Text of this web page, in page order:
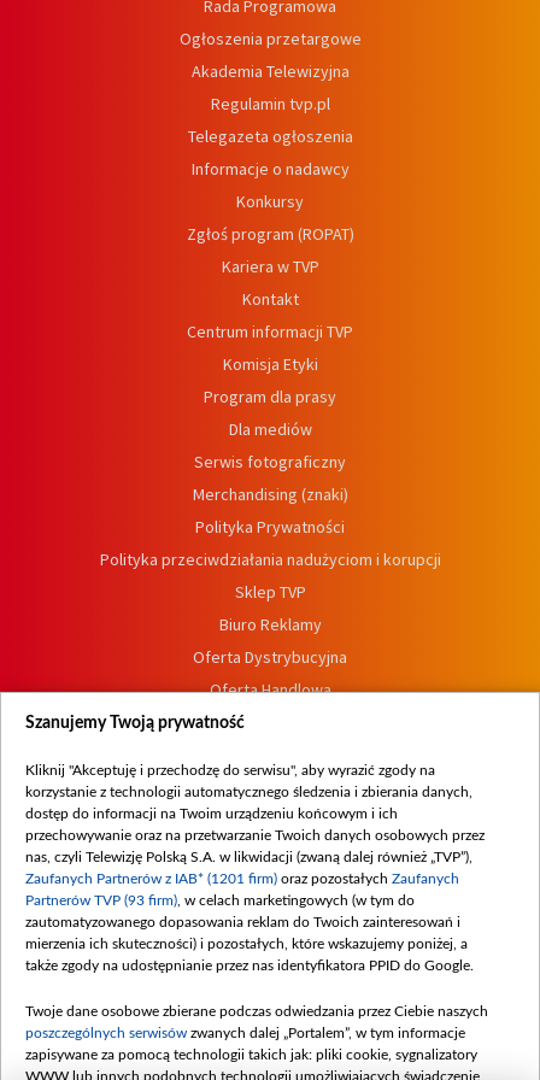
Rada Programowa
Ogłoszenia przetargowe
Akademia Telewizyjna
Regulamin tvp.pl
Telegazeta ogłoszenia
Informacje o nadawcy
Konkursy
Zgłoś program (ROPAT)
Kariera w TVP
Kontakt
Centrum informacji TVP
Komisja Etyki
Program dla prasy
Dla mediów
Serwis fotograficzny
Merchandising (znaki)
Polityka Prywatności
Polityka przeciwdziałania nadużyciom i korupcji
Sklep TVP
Biuro Reklamy
Oferta Dystrybucyjna
Oferta Handlowa
Dostępność
Procedura zgłoszeń wewnętrznych
Szanujemy Twoją prywatność
Kliknij "Akceptuję i przechodzę do serwisu", aby wyrazić zgody na
korzystanie z technologii automatycznego śledzenia i zbierania danych,
dostęp do informacji na Twoim urządzeniu końcowym i ich
przechowywanie oraz na przetwarzanie Twoich danych osobowych przez
nas, czyli Telewizję Polską S.A. w likwidacji (zwaną dalej również „TVP”),
Zaufanych Partnerów z IAB* (1201 firm) oraz pozostałych Zaufanych
Partnerów TVP (93 firm) , w celach marketingowych (w tym do
zautomatyzowanego dopasowania reklam do Twoich zainteresowań i
mierzenia ich skuteczności) i pozostałych, które wskazujemy poniżej, a
także zgody na udostępnianie przez nas identyfikatora PPID do Google.
Twoje dane osobowe zbierane podczas odwiedzania przez Ciebie naszych
poszczególnych serwisów zwanych dalej „Portalem”, w tym informacje
zapisywane za pomocą technologii takich jak: pliki cookie, sygnalizatory
WWW lub innych podobnych technologii umożliwiających świadczenie